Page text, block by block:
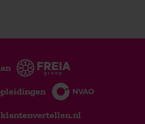
klantenvertellen.nl